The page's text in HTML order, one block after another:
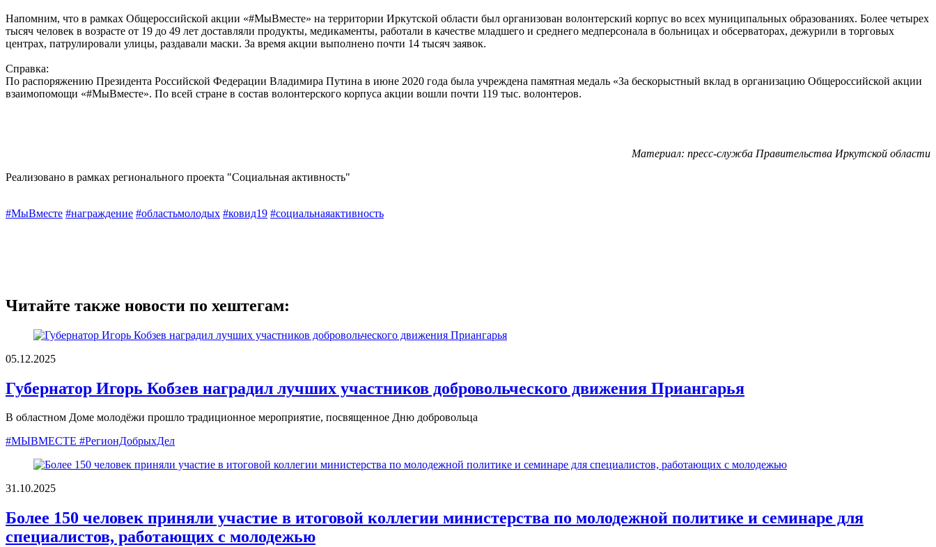
Напомним, что в рамках Общероссийской акции «#МыВместе» на территории Иркутской области был организован волонтерский корпус во всех муниципальных образованиях. Более четырех
тысяч человек в возрасте от 19 до 49 лет доставляли продукты, медикаменты, работали в качестве младшего и среднего медперсонала в больницах и обсерваторах, дежурили в торговых
центрах, патрулировали улицы, раздавали маски. За время акции выполнено почти 14 тысяч заявок.
Справка:
По распоряжению Президента Российской Федерации Владимира Путина в июне 2020 года была учреждена памятная медаль «За бескорыстный вклад в организацию Общероссийской акции
взаимопомощи «#МыВместе». По всей стране в состав волонтерского корпуса акции вошли почти 119 тыс. волонтеров.
Материал: пресс-служба Правительства Иркутской области
Реализовано в рамках регионального проекта "Социальная активность"
#МыВместе #награждение #областьмолодых #ковид19 #социальнаяактивность
Читайте также новости по хештегам:
05.12.2025
Губернатор Игорь Кобзев наградил лучших участников добровольческого движения Приангарья
В областном Доме молодёжи прошло традиционное мероприятие, посвященное Дню добровольца
#МЫВМЕСТЕ #РегионДобрыхДел
31.10.2025
Более 150 человек приняли участие в итоговой коллегии министерства по молодежной политике и семинаре для
специалистов, работающих с молодежью